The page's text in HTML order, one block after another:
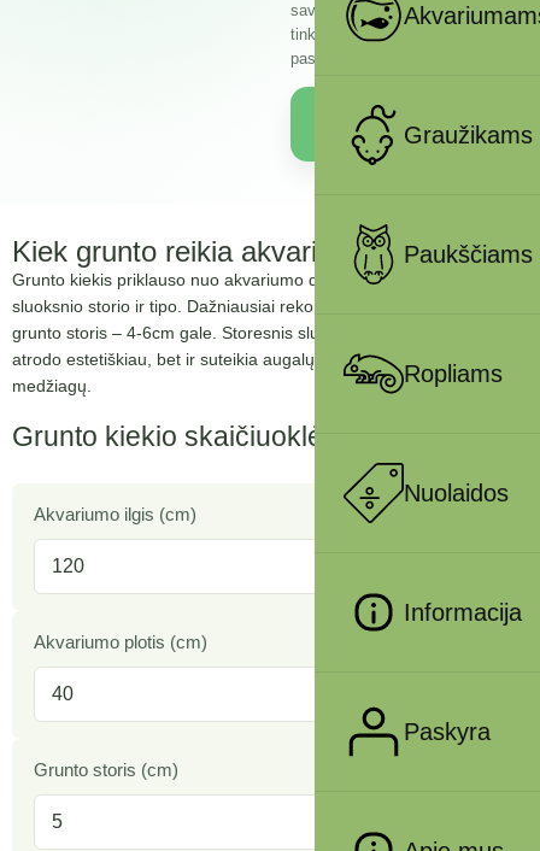
Graužikams
Paukščiams
Ropliams
Nuolaidos
Informacija
Paskyra
savo akvariumą ir išsirinkite
tinkamiausią gruntą iš mūsų
pasiūlos.
Peržiūrėti
gruntus →
Kiek grunto reikia akvariumui?
Grunto kiekis priklauso nuo akvariumo dydžio, norimo grunto
sluoksnio storio ir tipo. Dažniausiai rekomenduojamas akvariumo
grunto storis – 4-6cm gale. Storesnis sluoksnis galinėje dalyje ne tik
atrodo estetiškiau, bet ir suteikia augalų šaknims daugiau maistinių
medžiagų.
Grunto kiekio skaičiuoklė
Akvariumo ilgis (cm)
Akvariumo plotis (cm)
Grunto storis (cm)